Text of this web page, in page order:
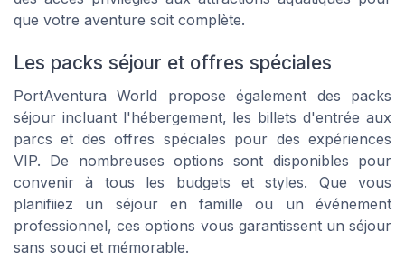
que votre aventure soit complète.
Les packs séjour et offres spéciales
PortAventura World propose également des packs
séjour incluant l'hébergement, les billets d'entrée aux
parcs et des offres spéciales pour des expériences
VIP. De nombreuses options sont disponibles pour
convenir à tous les budgets et styles. Que vous
planifiiez un séjour en famille ou un événement
professionnel, ces options vous garantissent un séjour
sans souci et mémorable.